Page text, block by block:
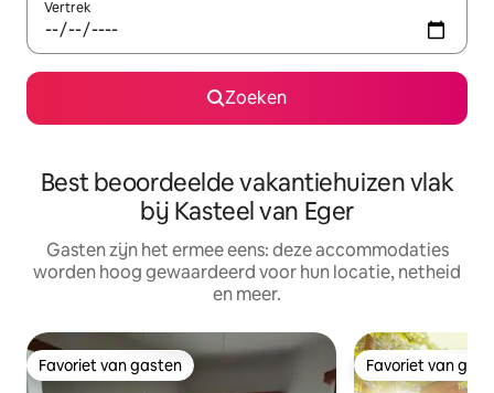
Vertrek
Zoeken
Best beoordeelde vakantiehuizen vlak
bij Kasteel van Eger
Gasten zijn het ermee eens: deze accommodaties
worden hoog gewaardeerd voor hun locatie, netheid
en meer.
Favoriet van gasten
Favoriet van gasten Favoriet van
Favoriet van